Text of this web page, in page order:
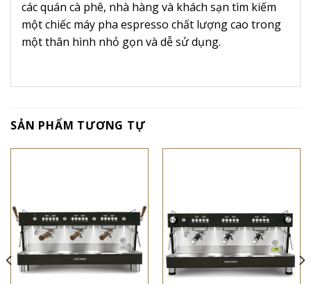
các quán cà phê, nhà hàng và khách sạn tìm kiếm
một chiếc máy pha espresso chất lượng cao trong
một thân hình nhỏ gọn và dễ sử dụng.
SẢN PHẨM TƯƠNG TỰ